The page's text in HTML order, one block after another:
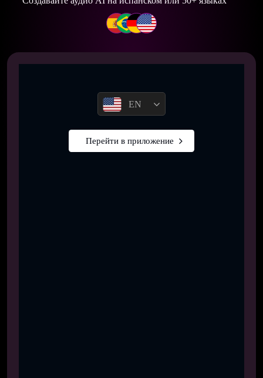
EN
Перейти в приложение